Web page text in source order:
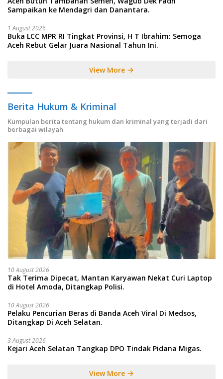
Sampaikan ke Mendagri dan Danantara.
1 August 2026
Buka LCC MPR RI Tingkat Provinsi, H T Ibrahim: Semoga
Aceh Rebut Gelar Juara Nasional Tahun Ini.
View More
Berita Hukum & Kriminal
Kumpulan berita tentang hukum dan kriminal yang terjadi dari
berbagai wilayah
10 August 2026
Tak Terima Dipecat, Mantan Karyawan Nekat Curi Laptop
di Hotel Amoda, Ditangkap Polisi.
10 August 2026
Pelaku Pencurian Beras di Banda Aceh Viral Di Medsos,
Ditangkap Di Aceh Selatan.
3 August 2026
Kejari Aceh Selatan Tangkap DPO Tindak Pidana Migas.
View More